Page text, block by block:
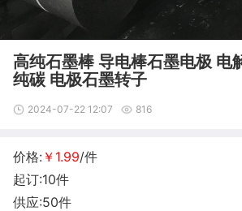
高纯石墨棒 导电棒石墨电极 电
纯碳 电极石墨转子
2024-07-22 12:07 816
价格: ￥1.99/件
起订:10件
供应:50件